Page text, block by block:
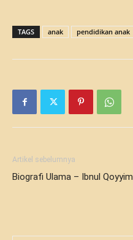
TAGS anak pendidikan anak
Artikel sebelumnya
Biografi Ulama – Ibnul Qoyyim